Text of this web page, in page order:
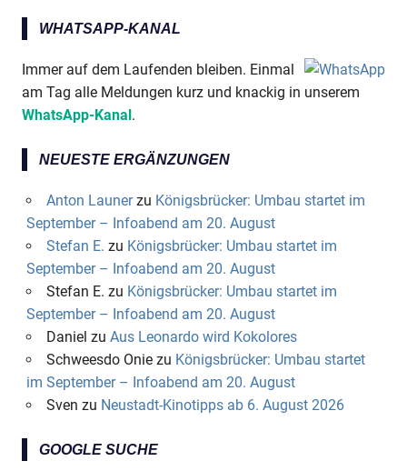
WHATSAPP-KANAL
Immer auf dem Laufenden bleiben. Einmal
am Tag alle Meldungen kurz und knackig in unserem
WhatsApp-Kanal .
NEUESTE ERGÄNZUNGEN
Anton Launerzu Königsbrücker: Umbau startet im
September – Infoabend am 20. August
Stefan E. zu Königsbrücker: Umbau startet im
September – Infoabend am 20. August
Stefan E. zu Königsbrücker: Umbau startet im
September – Infoabend am 20. August
Daniel zu Aus Leonardo wird Kokolores
Schweesdo Oniezu Königsbrücker: Umbau startet
im September – Infoabend am 20. August
Sven zu Neustadt-Kinotipps ab 6. August 2026
GOOGLE SUCHE